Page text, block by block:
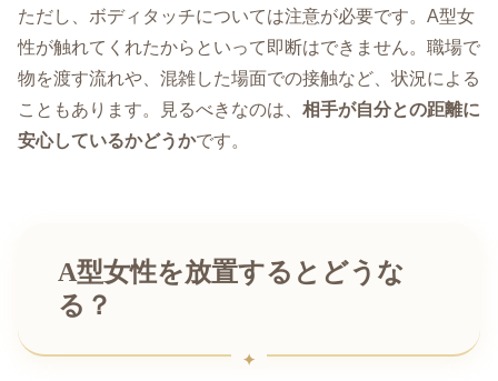
ただし、ボディタッチについては注意が必要です。A型女
性が触れてくれたからといって即断はできません。職場で
物を渡す流れや、混雑した場面での接触など、状況による
こともあります。見るべきなのは、 相手が自分との距離に
安心しているかどうかです。
A型女性を放置するとどうな
る？